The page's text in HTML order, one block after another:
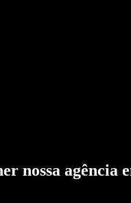
nossa agência